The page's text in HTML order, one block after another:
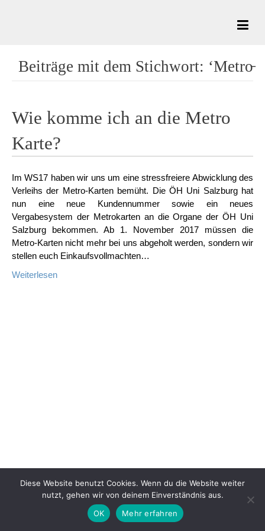
Beiträge mit dem Stichwort: ‘Metro̵
Wie komme ich an die Metro
Karte?
Im WS17 haben wir uns um eine stressfreiere Abwicklung des
Verleihs der Metro-Karten bemüht. Die ÖH Uni Salzburg hat
nun eine neue Kundennummer sowie ein neues
Vergabesystem der Metrokarten an die Organe der ÖH Uni
Salzburg bekommen. Ab 1. November 2017 müssen die
Metro-Karten nicht mehr bei uns abgeholt werden, sondern wir
stellen euch Einkaufsvollmachten…
Weiterlesen
Diese Website benutzt Cookies. Wenn du die Website weiter
nutzt, gehen wir von deinem Einverständnis aus.
OK
Mehr erfahren